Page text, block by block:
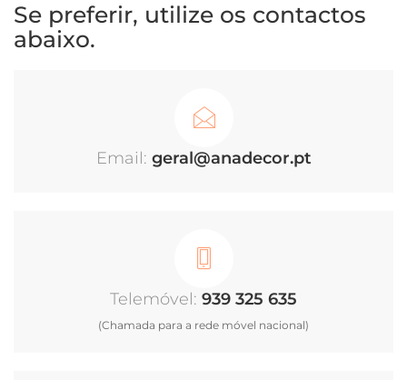
Se preferir, utilize os contactos
abaixo.
geral@anadecor.pt
939 325 635
(Chamada para a rede móvel nacional)